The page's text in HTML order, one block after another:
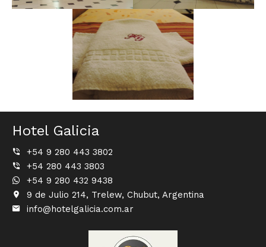
Hotel Galicia
+54 9 280 443 3802
+54 280 443 3803
+54 9 280 432 9438
9 de Julio 214, Trelew, Chubut, Argentina
info@hotelgalicia.com.ar